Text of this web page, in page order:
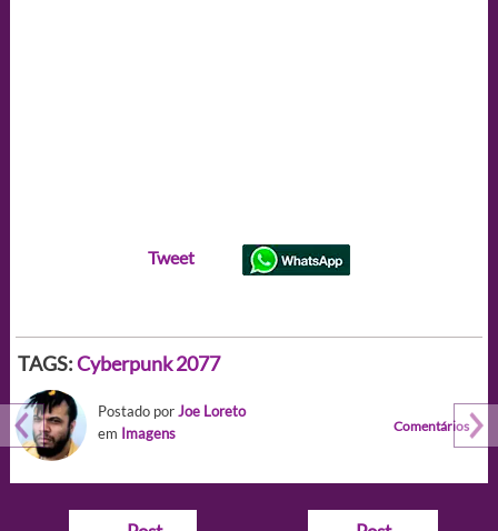
Tweet
TAGS:Cyberpunk 2077
Postado porJoe Loreto
em Imagens Comentários
Navegação